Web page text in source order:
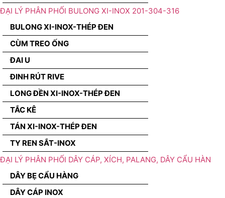
ĐẠI LÝ PHÂN PHỐI BULONG XI-INOX 201-304-316
BULONG XI-INOX-THÉP ĐEN
CÙM TREO ỐNG
ĐAI U
ĐINH RÚT RIVE
LONG ĐỀN XI-INOX-THÉP ĐEN
TẮC KÊ
TÁN XI-INOX-THÉP ĐEN
TY REN SẮT-INOX
ĐẠI LÝ PHÂN PHỐI DÂY CÁP, XÍCH, PALANG, DÂY CẨU HÀN
DÂY BẸ CẨU HÀNG
DÂY CÁP INOX